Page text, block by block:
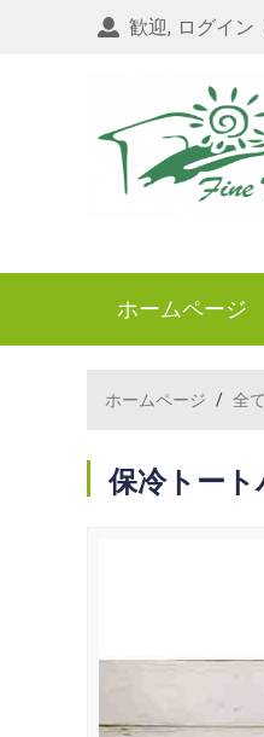
歓迎, ログイン
ホームページ
ホームページ / 全て
保冷トー